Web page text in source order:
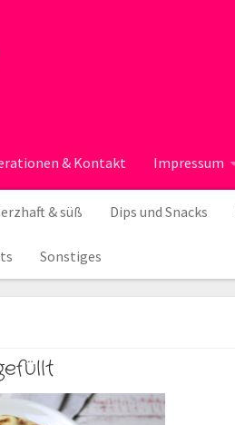
& Kontakt Impressum
& süß Dips und Snacks
Sonstiges